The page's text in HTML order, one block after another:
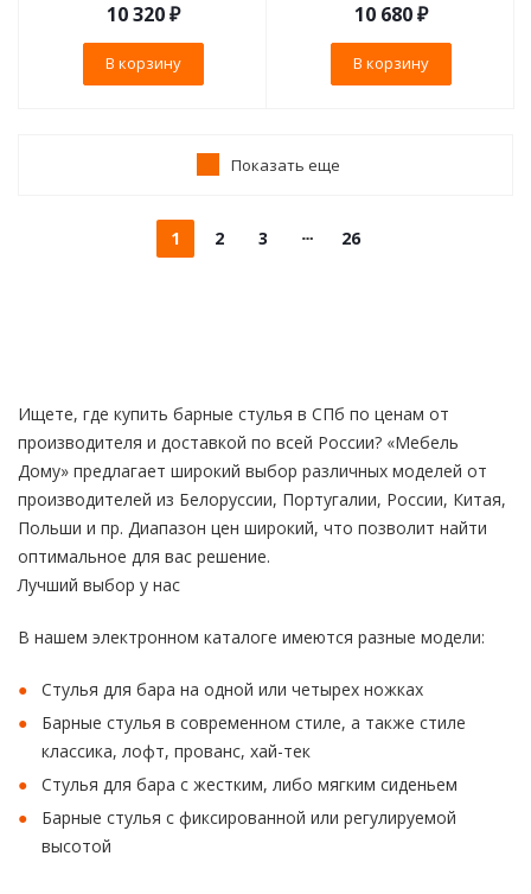
10 320₽
В корзину
10 680₽
В корзину
Показать еще
1 2 3 26
Ищете, где купить барные стулья в СПб по ценам от
производителя и доставкой по всей России? «Мебель
Дому» предлагает широкий выбор различных моделей от
производителей из Белоруссии, Португалии, России, Китая,
Польши и пр. Диапазон цен широкий, что позволит найти
оптимальное для вас решение.
Лучший выбор у нас
В нашем электронном каталоге имеются разные модели:
Стулья для бара на одной или четырех ножках
Барные стулья в современном стиле, а также стиле
классика, лофт, прованс, хай-тек
Стулья для бара с жестким, либо мягким сиденьем
Барные стулья с фиксированной или регулируемой
высотой